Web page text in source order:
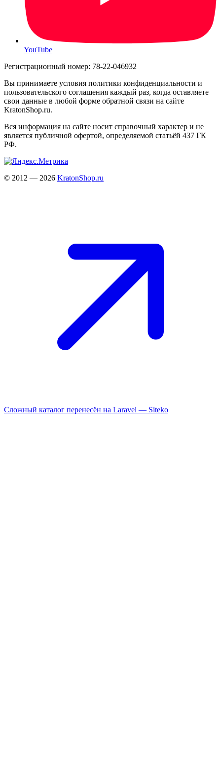
YouTube
Регистрационный номер: 78-22-046932
Вы принимаете условия политики конфиденциальности и
пользовательского соглашения каждый раз, когда оставляете
свои данные в любой форме обратной связи на сайте
KratonShop.ru.
Вся информация на сайте носит справочный характер и не
является публичной офертой, определяемой статьёй 437 ГК
РФ.
© 2012 — 2026 KratonShop.ru
Сложный каталог перенесён на Laravel — Siteko